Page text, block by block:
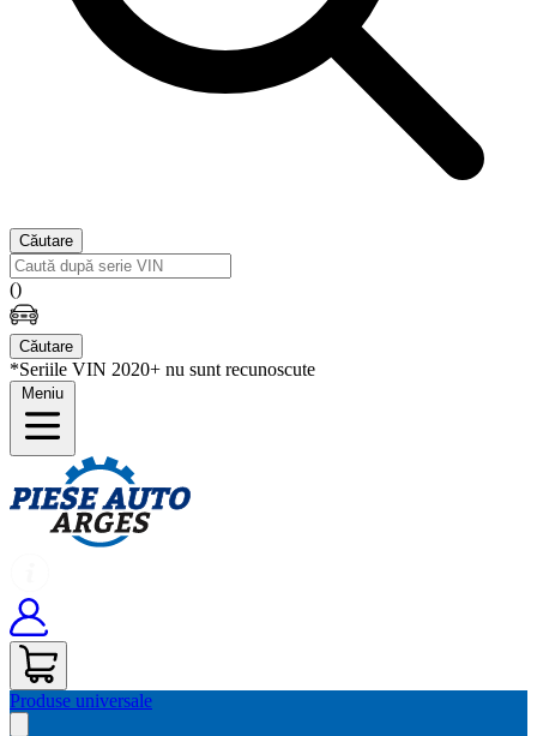
Căutare
()
Căutare
*Seriile VIN 2020+ nu sunt recunoscute
Meniu
Produse universale